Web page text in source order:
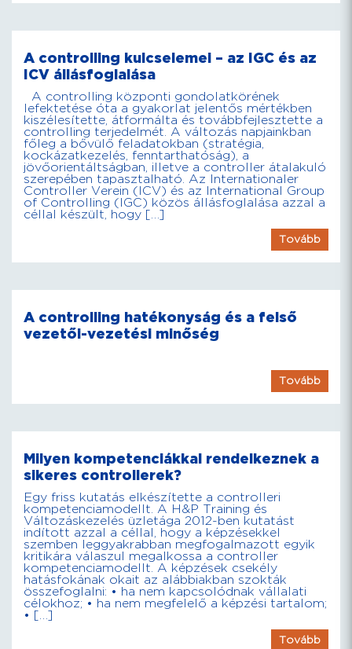
A controlling kulcselemei – az IGC és az
ICV állásfoglalása
A controlling központi gondolatkörének
lefektetése óta a gyakorlat jelentős mértékben
kiszélesítette, átformálta és továbbfejlesztette a
controlling terjedelmét. A változás napjainkban
főleg a bővülő feladatokban (stratégia,
kockázatkezelés, fenntarthatóság), a
jövőorientáltságban, illetve a controller átalakuló
szerepében tapasztalható. Az Internationaler
Controller Verein (ICV) és az International Group
of Controlling (IGC) közös állásfoglalása azzal a
céllal készült, hogy […]
Tovább
A controlling hatékonyság és a felső
vezetői-vezetési minőség
Tovább
Milyen kompetenciákkal rendelkeznek a
sikeres controllerek?
Egy friss kutatás elkészítette a controlleri
kompetenciamodellt. A H&P Training és
Változáskezelés üzletága 2012-ben kutatást
indított azzal a céllal, hogy a képzésekkel
szemben leggyakrabban megfogalmazott egyik
kritikára válaszul megalkossa a controller
kompetenciamodellt. A képzések csekély
hatásfokának okait az alábbiakban szokták
összefoglalni: • ha nem kapcsolódnak vállalati
célokhoz; • ha nem megfelelő a képzési tartalom;
• […]
Tovább